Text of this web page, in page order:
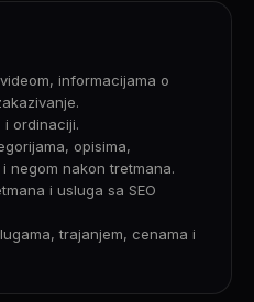
informacijama o
i ordinaciji.
opisima,
negom nakon tretmana.
i usluga sa SEO
trajanjem, cenama i